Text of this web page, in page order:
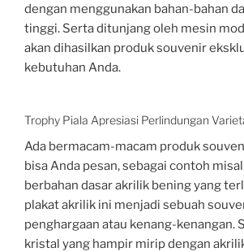
dengan menggunakan bahan-bahan
tinggi. Serta ditunjang oleh mesin
akan dihasilkan produk souvenir
kebutuhan Anda.
Trophy Piala Apresiasi Perlindungan
Ada bermacam-macam produk
bisa Anda pesan, sebagai contoh
berbahan dasar akrilik bening yang
plakat akrilik ini menjadi sebuah
penghargaan atau kenang-kenangan.
kristal yang hampir mirip dengan